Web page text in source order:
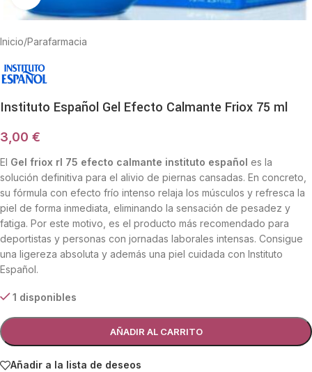
Inicio/Parafarmacia
Instituto Español Gel Efecto Calmante Friox 75 ml
3,00 €
El Gel friox rl 75 efecto calmante instituto español es la
solución definitiva para el alivio de piernas cansadas. En concreto,
su fórmula con efecto frío intenso relaja los músculos y refresca la
piel de forma inmediata, eliminando la sensación de pesadez y
fatiga. Por este motivo, es el producto más recomendado para
deportistas y personas con jornadas laborales intensas. Consigue
una ligereza absoluta y además una piel cuidada con Instituto
Español.
1 disponibles
AÑADIR AL CARRITO
Añadir a la lista de deseos